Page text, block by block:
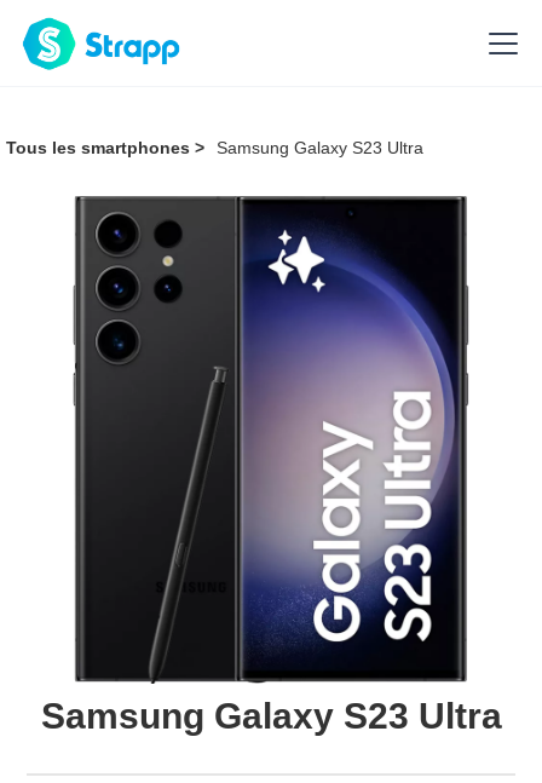
Tous les smartphones > Samsung Galaxy S23 Ultra
Samsung Galaxy S23 Ultra